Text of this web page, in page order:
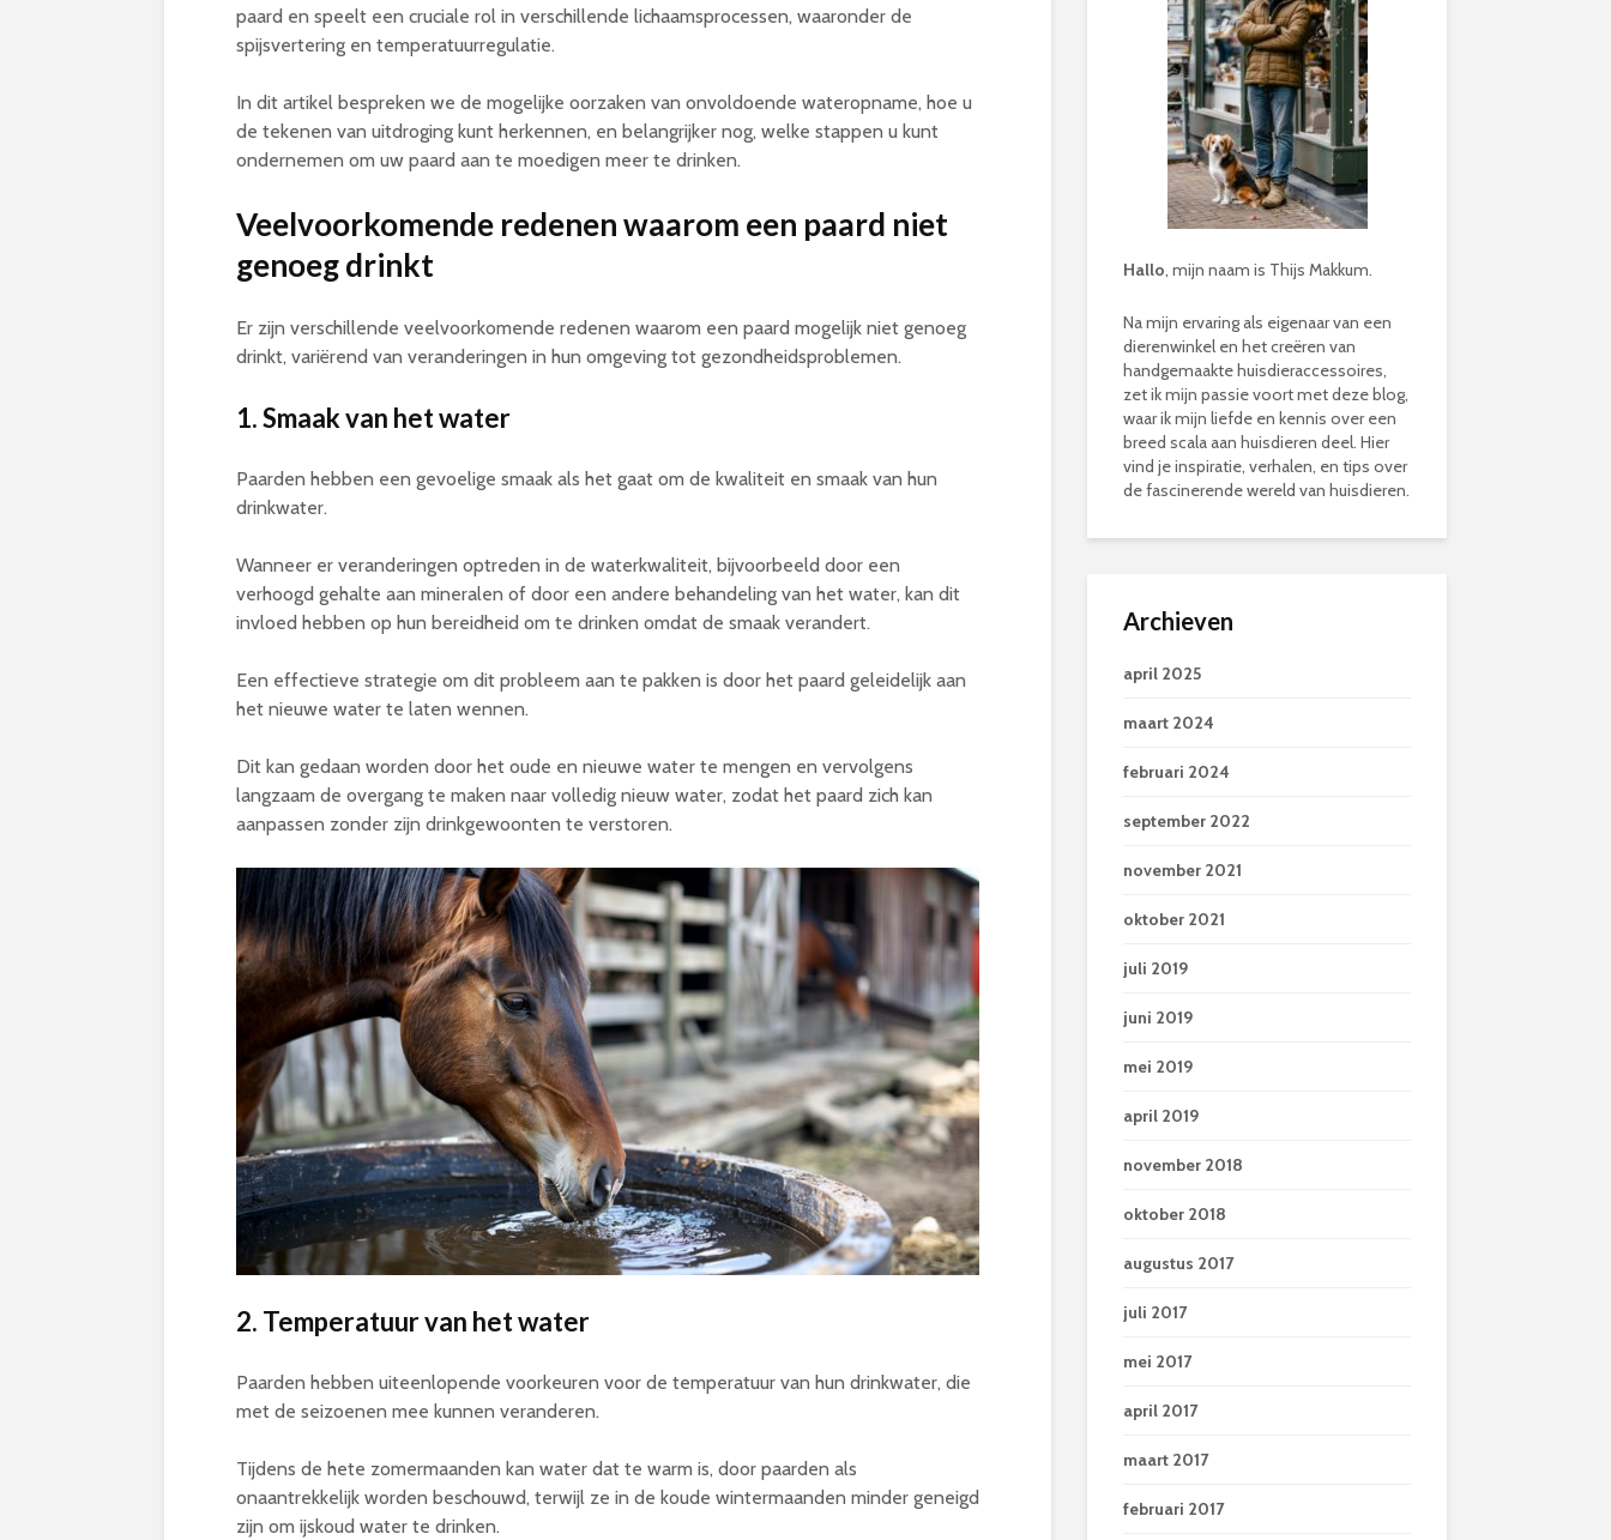
paard en speelt een cruciale rol in verschillende lichaamsprocessen, waaronder de
spijsvertering en temperatuurregulatie.
In dit artikel bespreken we de mogelijke oorzaken van onvoldoende wateropname, hoe u
de tekenen van uitdroging kunt herkennen, en belangrijker nog, welke stappen u kunt
ondernemen om uw paard aan te moedigen meer te drinken.
Veelvoorkomende redenen waarom een paard niet
genoeg drinkt
Er zijn verschillende veelvoorkomende redenen waarom een paard mogelijk niet genoeg
drinkt, variërend van veranderingen in hun omgeving tot gezondheidsproblemen.
1. Smaak van het water
Paarden hebben een gevoelige smaak als het gaat om de kwaliteit en smaak van hun
drinkwater.
Wanneer er veranderingen optreden in de waterkwaliteit, bijvoorbeeld door een
verhoogd gehalte aan mineralen of door een andere behandeling van het water, kan dit
invloed hebben op hun bereidheid om te drinken omdat de smaak verandert.
Een effectieve strategie om dit probleem aan te pakken is door het paard geleidelijk aan
het nieuwe water te laten wennen.
Dit kan gedaan worden door het oude en nieuwe water te mengen en vervolgens
langzaam de overgang te maken naar volledig nieuw water, zodat het paard zich kan
aanpassen zonder zijn drinkgewoonten te verstoren.
2. Temperatuur van het water
Paarden hebben uiteenlopende voorkeuren voor de temperatuur van hun drinkwater, die
met de seizoenen mee kunnen veranderen.
Tijdens de hete zomermaanden kan water dat te warm is, door paarden als
onaantrekkelijk worden beschouwd, terwijl ze in de koude wintermaanden minder geneigd
zijn om ijskoud water te drinken.
Hallo, mijn naam is Thijs Makkum.
Na mijn ervaring als eigenaar van een
dierenwinkel en het creëren van
handgemaakte huisdieraccessoires,
zet ik mijn passie voort met deze blog,
waar ik mijn liefde en kennis over een
breed scala aan huisdieren deel. Hier
vind je inspiratie, verhalen, en tips over
de fascinerende wereld van huisdieren.
Archieven
april 2025
maart 2024
februari 2024
september 2022
november 2021
oktober 2021
juli 2019
juni 2019
mei 2019
april 2019
november 2018
oktober 2018
augustus 2017
juli 2017
mei 2017
april 2017
maart 2017
februari 2017